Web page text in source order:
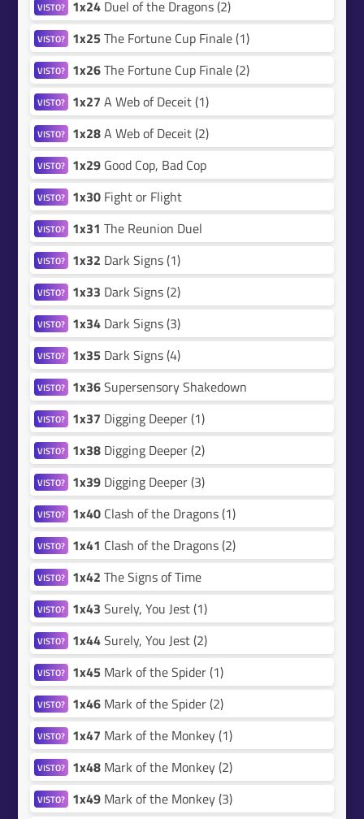
VISTO? 1x24 Duel of the Dragons (2)
VISTO? 1x25 The Fortune Cup Finale (1)
VISTO? 1x26The Fortune Cup Finale (2)
VISTO? 1x27 A Web of Deceit (1)
VISTO? 1x28A Web of Deceit (2)
VISTO? 1x29 Good Cop, Bad Cop
VISTO? 1x30 Fight or Flight
VISTO? 1x31 The Reunion Duel
VISTO? 1x32 Dark Signs (1)
VISTO? 1x33 Dark Signs (2)
VISTO? 1x34 Dark Signs (3)
VISTO? 1x35 Dark Signs (4)
VISTO? 1x36Supersensory Shakedown
VISTO? 1x37 Digging Deeper (1)
VISTO? 1x38 Digging Deeper (2)
VISTO? 1x39 Digging Deeper (3)
VISTO? 1x40 Clash of the Dragons (1)
VISTO? 1x41 Clash of the Dragons (2)
VISTO? 1x42 The Signs of Time
VISTO? 1x43 Surely, You Jest (1)
VISTO? 1x44Surely, You Jest (2)
VISTO? 1x45 Mark of the Spider (1)
VISTO? 1x46 Mark of the Spider (2)
VISTO? 1x47 Mark of the Monkey (1)
VISTO? 1x48 Mark of the Monkey (2)
VISTO? 1x49 Mark of the Monkey (3)